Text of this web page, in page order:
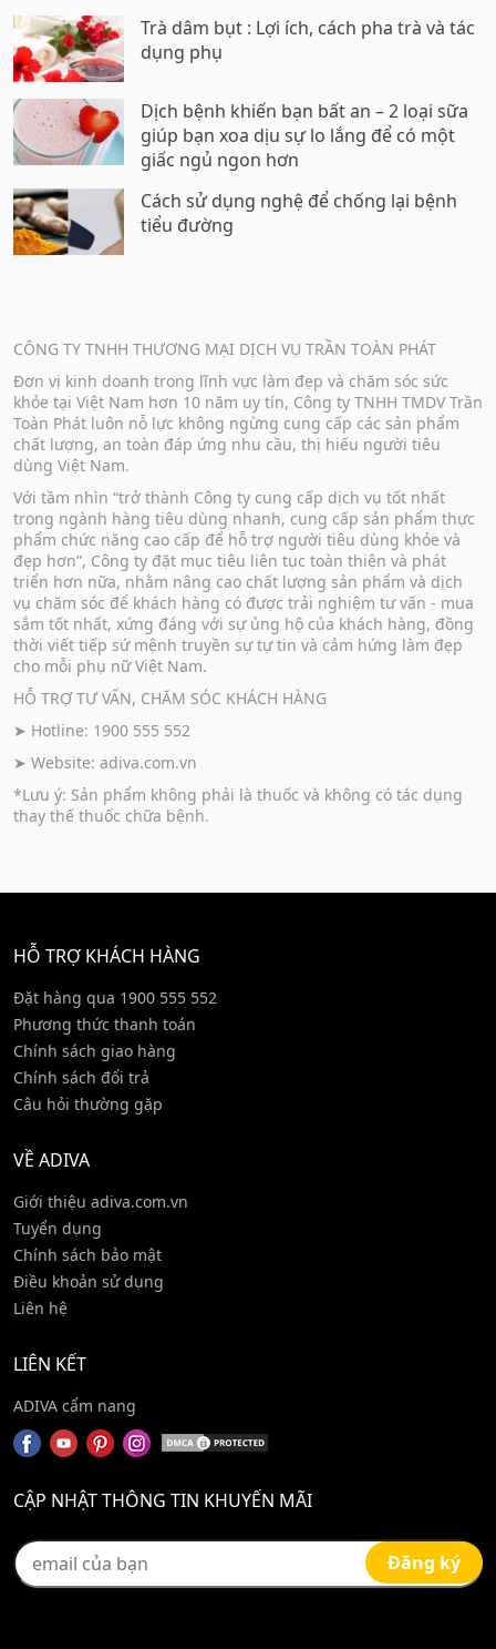
Trà dâm bụt : Lợi ích, cách pha trà và tác
dụng phụ
Dịch bệnh khiến bạn bất an – 2 loại sữa
giúp bạn xoa dịu sự lo lắng để có một
giấc ngủ ngon hơn
Cách sử dụng nghệ để chống lại bệnh
tiểu đường
CÔNG TY TNHH THƯƠNG MẠI DỊCH VỤ TRẦN TOÀN PHÁT
Đơn vị kinh doanh trong lĩnh vực làm đẹp và chăm sóc sức
khỏe tại Việt Nam hơn 10 năm uy tín, Công ty TNHH TMDV Trần
Toàn Phát luôn nỗ lực không ngừng cung cấp các sản phẩm
chất lượng, an toàn đáp ứng nhu cầu, thị hiếu người tiêu
dùng Việt Nam.
Với tầm nhìn “trở thành Công ty cung cấp dịch vụ tốt nhất
trong ngành hàng tiêu dùng nhanh, cung cấp sản phẩm thực
phẩm chức năng cao cấp để hỗ trợ người tiêu dùng khỏe và
đẹp hơn”, Công ty đặt mục tiêu liên tục toàn thiện và phát
triển hơn nữa, nhằm nâng cao chất lượng sản phẩm và dịch
vụ chăm sóc để khách hàng có được trải nghiệm tư vấn - mua
sắm tốt nhất, xứng đáng với sự ủng hộ của khách hàng, đồng
thời viết tiếp sứ mệnh truyền sự tự tin và cảm hứng làm đẹp
cho mỗi phụ nữ Việt Nam.
HỖ TRỢ TƯ VẤN, CHĂM SÓC KHÁCH HÀNG
➤ Hotline: 1900 555 552
➤ Website: adiva.com.vn
*Lưu ý: Sản phẩm không phải là thuốc và không có tác dụng
thay thế thuốc chữa bệnh.
HỖ TRỢ KHÁCH HÀNG
Đặt hàng qua 1900 555 552
Phương thức thanh toán
Chính sách giao hàng
Chính sách đổi trả
Câu hỏi thường gặp
VỀ ADIVA
Giới thiệu adiva.com.vn
Tuyển dụng
Chính sách bảo mật
Điều khoản sử dụng
Liên hệ
LIÊN KẾT
ADIVA cẩm nang
CẬP NHẬT THÔNG TIN KHUYẾN MÃI